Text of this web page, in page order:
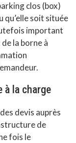
clos (box)
qu’elle soit située
important
la borne à
à la charge
devis auprès
de
fois le